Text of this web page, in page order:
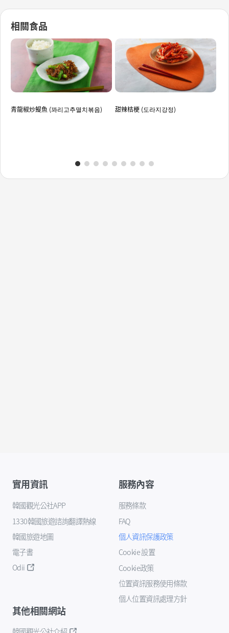
相關食品
青龍椒炒鯷魚 (꽈리고추멸치볶음) 甜辣桔梗 (도라지강정)
實用資訊
韓國觀光公社APP
1330韓國旅遊諮詢翻譯熱線
韓國旅遊地圖
電子書
Odii
服務內容
服務條款
FAQ
個人資訊保護政策
Cookie 設置
Cookie政策
位置資訊服務使用條款
個人位置資訊處理方針
其他相關網站